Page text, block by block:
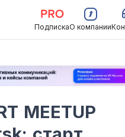
ПодпискаО компании
MEETUP